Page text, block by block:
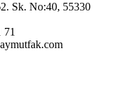
Sk. No:40, 55330
71